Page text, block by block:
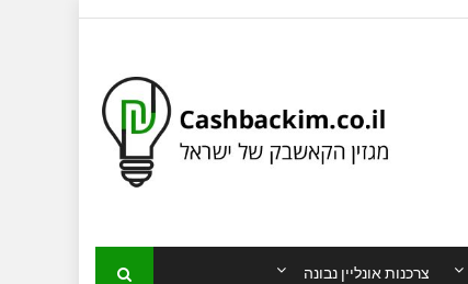
צרכנות אונליין נבונה